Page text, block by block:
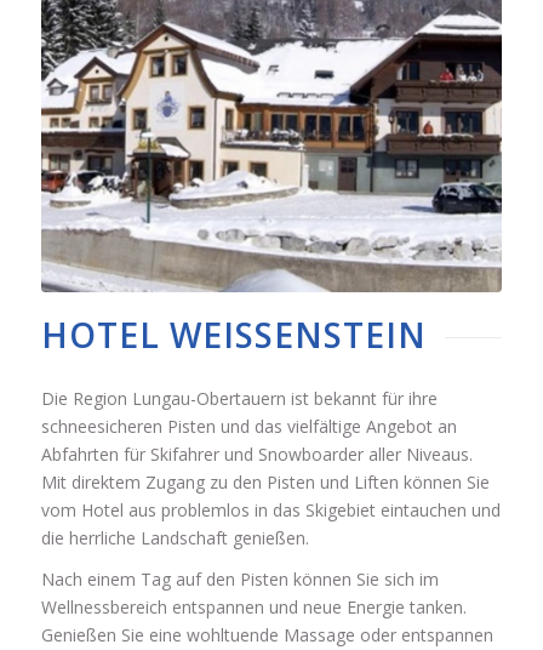
HOTEL WEISSENSTEIN
Die Region Lungau-Obertauern ist bekannt für ihre
schneesicheren Pisten und das vielfältige Angebot an
Abfahrten für Skifahrer und Snowboarder aller Niveaus.
Mit direktem Zugang zu den Pisten und Liften können Sie
vom Hotel aus problemlos in das Skigebiet eintauchen und
die herrliche Landschaft genießen.
Nach einem Tag auf den Pisten können Sie sich im
Wellnessbereich entspannen und neue Energie tanken.
Genießen Sie eine wohltuende Massage oder entspannen